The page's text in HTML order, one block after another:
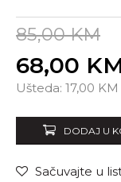
85,00 KM
68,00
Ušteda: 17,00 KM
Unesi količinu
DODAJ U
Sačuvajte u